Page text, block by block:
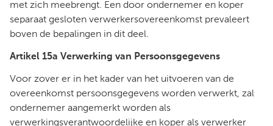
met zich meebrengt. Een door ondernemer en koper
separaat gesloten verwerkersovereenkomst prevaleert
boven de bepalingen in dit deel.
Artikel 15a Verwerking van Persoonsgegevens
Voor zover er in het kader van het uitvoeren van de
overeenkomst persoonsgegevens worden verwerkt, zal
ondernemer aangemerkt worden als
verwerkingsverantwoordelijke en koper als verwerker